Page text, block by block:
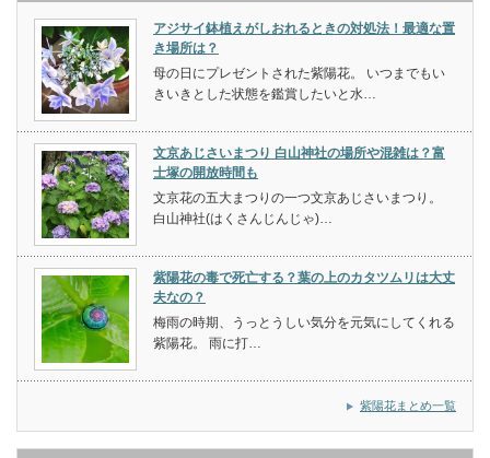
アジサイ鉢植えがしおれるときの対処法！最適な置
き場所は？
母の日にプレゼントされた紫陽花。 いつまでもい
きいきとした状態を鑑賞したいと水…
文京あじさいまつり 白山神社の場所や混雑は？富
士塚の開放時間も
文京花の五大まつりの一つ文京あじさいまつり。
白山神社(はくさんじんじゃ)…
紫陽花の毒で死亡する？葉の上のカタツムリは大丈
夫なの？
梅雨の時期、うっとうしい気分を元気にしてくれる
紫陽花。 雨に打…
紫陽花まとめ一覧